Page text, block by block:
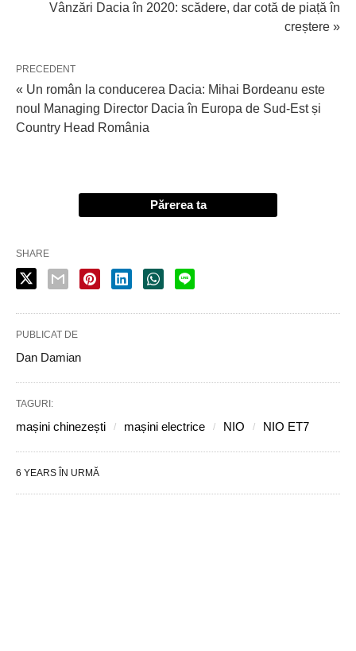
Vânzări Dacia în 2020: scădere, dar cotă de piață în
creștere »
PRECEDENT
« Un român la conducerea Dacia: Mihai Bordeanu este
noul Managing Director Dacia în Europa de Sud-Est și
Country Head România
Părerea ta
SHARE
PUBLICAT DE
Dan Damian
TAGURI:
mașini chinezești mașini electrice NIO NIO ET7
6 YEARS ÎN URMĂ